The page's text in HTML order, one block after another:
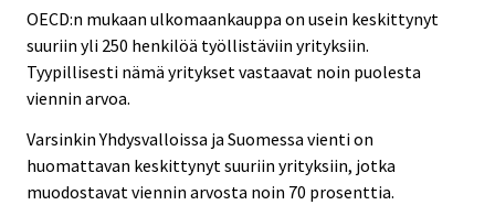
OECD:n mukaan ulkomaankauppa on usein keskittynyt
suuriin yli 250 henkilöä työllistäviin yrityksiin.
Tyypillisesti nämä yritykset vastaavat noin puolesta
viennin arvoa.
Varsinkin Yhdysvalloissa ja Suomessa vienti on
huomattavan keskittynyt suuriin yrityksiin, jotka
muodostavat viennin arvosta noin 70 prosenttia.